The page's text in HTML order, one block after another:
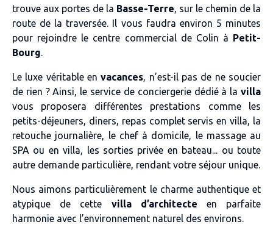
trouve aux portes de la Basse-Terre, sur le chemin de la
route de la traversée. Il vous faudra environ 5 minutes
pour rejoindre le centre commercial de Colin à Petit-
Bourg.
Le luxe véritable envacances, n’est-il pas de ne soucier
de rien ? Ainsi, le service de conciergerie dédié à la villa
vous proposera différentes prestations comme les
petits-déjeuners, diners, repas complet servis en villa, la
retouche journalière, le chef à domicile, le massage au
SPA ou en villa, les sorties privée en bateau... ou toute
autre demande particulière, rendant votre séjour unique.
Nous aimons particulièrement le charme authentique et
atypique de cette villa d’architecte en parfaite
harmonie avec l’environnement naturel des environs.